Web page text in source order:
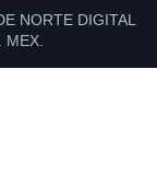
NORTE DIGITAL